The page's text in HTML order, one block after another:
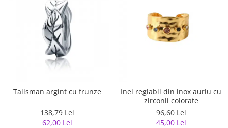
Talisman argint cu frunze
138,79 Lei
62,00 Lei
Inel reglabil din inox auriu cu
zirconii colorate
96,60 Lei
45,00 Lei